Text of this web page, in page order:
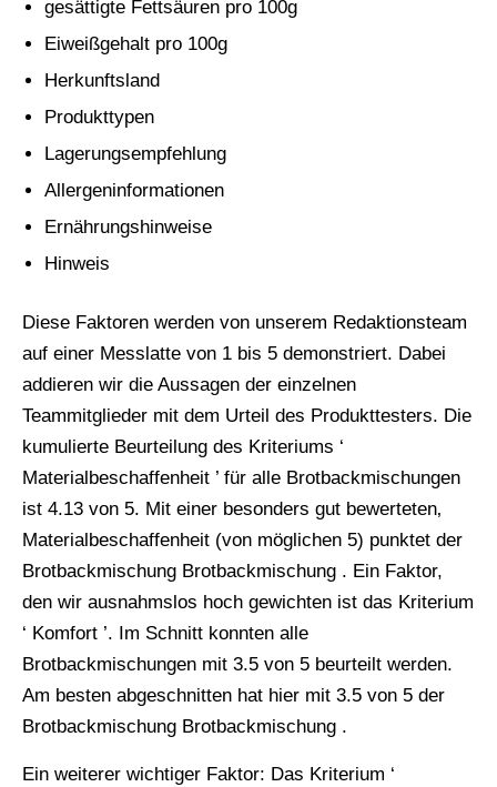
gesättigte Fettsäuren pro 100g
Eiweißgehalt pro 100g
Herkunftsland
Produkttypen
Lagerungsempfehlung
Allergeninformationen
Ernährungshinweise
Hinweis
Diese Faktoren werden von unserem Redaktionsteam
auf einer Messlatte von 1 bis 5 demonstriert. Dabei
addieren wir die Aussagen der einzelnen
Teammitglieder mit dem Urteil des Produkttesters. Die
kumulierte Beurteilung des Kriteriums ‘
Materialbeschaffenheit ’ für alle Brotbackmischungen
ist 4.13 von 5. Mit einer besonders gut bewerteten‚
Materialbeschaffenheit (von möglichen 5) punktet der
Brotbackmischung Brotbackmischung . Ein Faktor,
den wir ausnahmslos hoch gewichten ist das Kriterium
‘ Komfort ’. Im Schnitt konnten alle
Brotbackmischungen mit 3.5 von 5 beurteilt werden.
Am besten abgeschnitten hat hier mit 3.5 von 5 der
Brotbackmischung Brotbackmischung .
Ein weiterer wichtiger Faktor: Das Kriterium ‘